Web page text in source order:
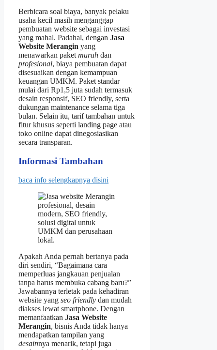
Berbicara soal biaya, banyak pelaku
usaha kecil masih menganggap
pembuatan website sebagai investasi
yang mahal. Padahal, dengan Jasa
Website Merangin yang
menawarkan paket murah dan
profesional, biaya pembuatan dapat
disesuaikan dengan kemampuan
keuangan UMKM. Paket standar
mulai dari Rp1,5 juta sudah termasuk
desain responsif, SEO friendly, serta
dukungan maintenance selama tiga
bulan. Selain itu, tarif tambahan untuk
fitur khusus seperti landing page atau
toko online dapat dinegosiasikan
secara transparan.
Informasi Tambahan
baca info selengkapnya disini
Apakah Anda pernah bertanya pada
diri sendiri, “Bagaimana cara
memperluas jangkauan penjualan
tanpa harus membuka cabang baru?”
Jawabannya terletak pada kehadiran
website yang seo friendly dan mudah
diakses lewat smartphone. Dengan
memanfaatkan Jasa Website
Merangin, bisnis Anda tidak hanya
mendapatkan tampilan yang
desainnya menarik, tetapi juga